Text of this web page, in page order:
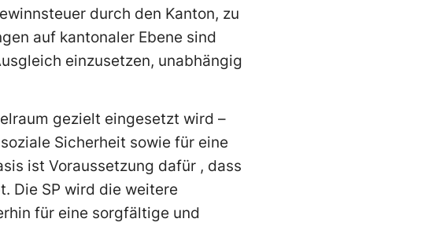
durch den Kanton, zu
auf kantonaler Ebene sind
einzusetzen, unabhängig
gezielt eingesetzt wird –
Sicherheit sowie für eine
ist Voraussetzung dafür , dass
Die SP wird die weitere
für eine sorgfältige und